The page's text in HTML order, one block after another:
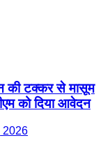
की टक्कर से मासूम
को दिया आवेदन
2026